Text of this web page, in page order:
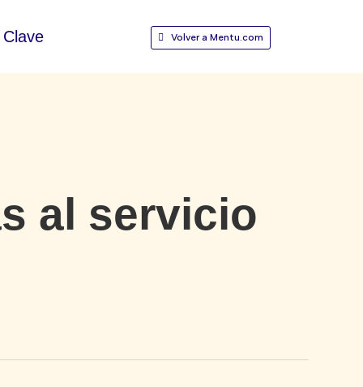
Clave Volver a Mentu.com
al servicio